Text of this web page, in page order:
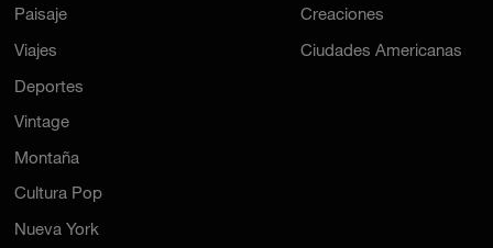
Paisaje
Viajes
Deportes
Creaciones
Ciudades Americanas
Vintage
Montaña
Cultura Pop
Nueva York